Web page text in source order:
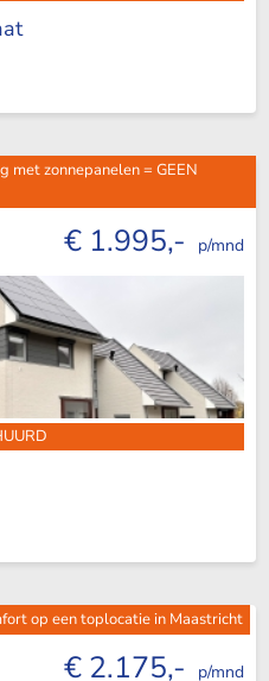
met zonnepanelen = GEEN
€ 1.995,- p/mnd
op een toplocatie in Maastricht
€ 2.175,- p/mnd